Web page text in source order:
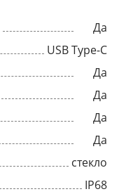
Да
USB Type-C
Да
Да
Да
Да
стекло
IP68